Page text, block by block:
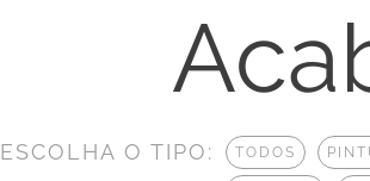
ESCOLHA O TIPO: TODOS